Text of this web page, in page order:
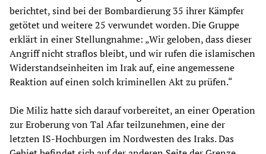
berichtet, sind bei der Bombardierung 35 ihrer Kämpfer
getötet und weitere 25 verwundet worden. Die Gruppe
erklärt in einer Stellungnahme: „Wir geloben, dass dieser
Angriff nicht straflos bleibt, und wir rufen die islamischen
Widerstandseinheiten im Irak auf, eine angemessene
Reaktion auf einen solch kriminellen Akt zu prüfen.“
Die Miliz hatte sich darauf vorbereitet, an einer Operation
zur Eroberung von Tal Afar teilzunehmen, eine der
letzten IS-Hochburgen im Nordwesten des Iraks. Das